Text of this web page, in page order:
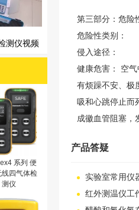
测仪视频
系列 便
线四气体检
测仪
第三部分：危险
危险性类别：
侵入途径：
健康危害： 空
有烦躁不安、极
吸和心跳停止而
成徽血管阻塞，
产品答疑
实验室常用仪
红外测温仪工